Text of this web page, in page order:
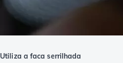
Utiliza a faca serrilhada